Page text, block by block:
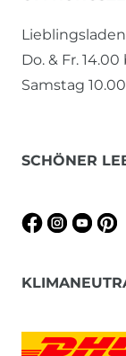
Do. & Fr.
Samstag
SCHÖNER